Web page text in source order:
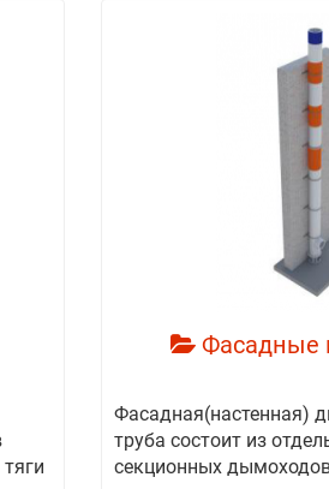
Фасадные
Фасадная(настенная)
труба состоит из
секционных